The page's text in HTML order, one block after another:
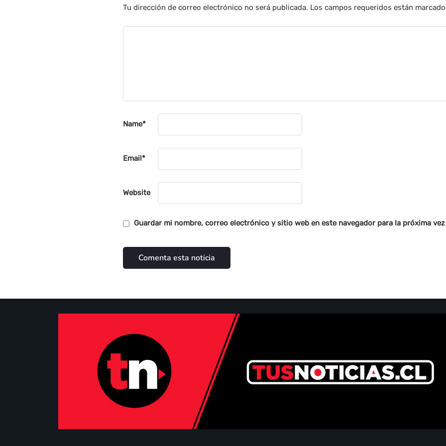
Tu dirección de correo electrónico no será publicada. Los campos requeridos están
Name*
Email*
Website
Guardar mi nombre, correo electrónico y sitio web en este navegador para la próxima